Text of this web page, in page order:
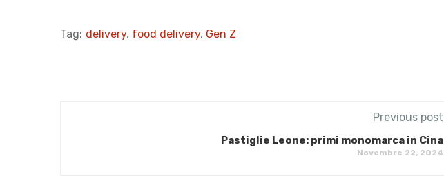
Tag: delivery, food delivery, Gen Z
Previous post
Pastiglie Leone: primi monomarca in Cina
Novembre 22, 2024